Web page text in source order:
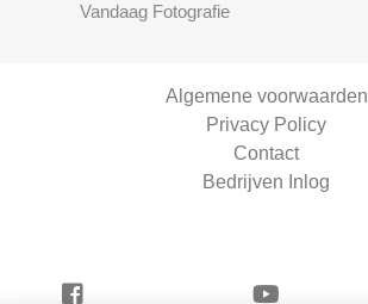
Vandaag Fotografie
Algemene voorwaarden
Privacy Policy
Contact
Bedrijven Inlog